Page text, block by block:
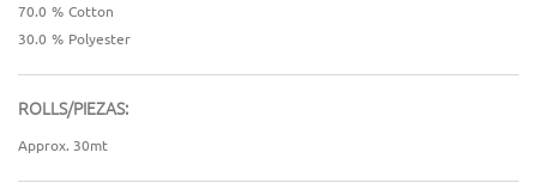
70.0 % Cotton
30.0 % Polyester
ROLLS/PIEZAS:
Approx. 30mt